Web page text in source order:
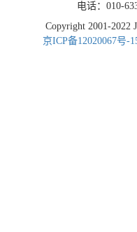
电话：010-
Copyright 2001-2022
京ICP备12020067号-